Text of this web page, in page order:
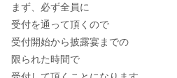
まず、必ず全員に
受付を通って頂くので
受付開始から披露宴までの
限られた時間で